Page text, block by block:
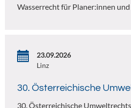
Wasserrecht für Planer:innen
23.09.2026
Linz
30. Österreichische
30. Österreichische